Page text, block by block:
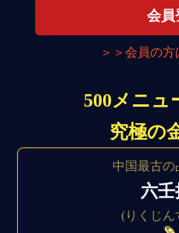
会員
＞＞会員の方
500メニュ
究極の
中国最古の
六
(りくじん